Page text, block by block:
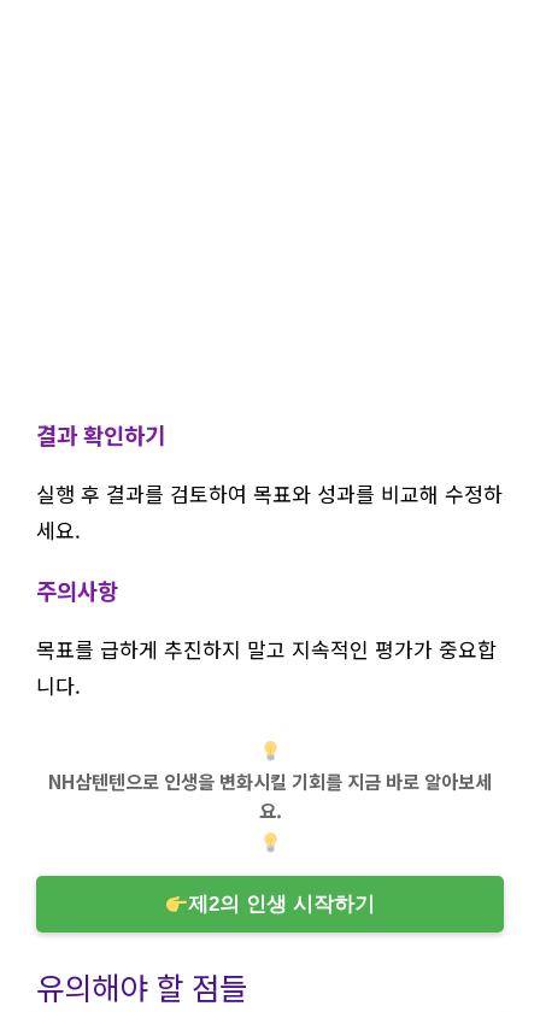
결과 확인하기
실행 후 결과를 검토하여 목표와 성과를 비교해 수정하
세요.
주의사항
목표를 급하게 추진하지 말고 지속적인 평가가 중요합
니다.
NH삼텐텐으로 인생을 변화시킬 기회를 지금 바로 알아보세
요.
제2의 인생 시작하기
유의해야 할 점들